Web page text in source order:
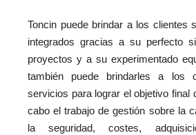
Toncin puede brindar a los clientes
integrados gracias a su perfecto
proyectos y a su experimentado
también puede brindarles a los
servicios para lograr el objetivo final
cabo el trabajo de gestión sobre la
la seguridad, costes,